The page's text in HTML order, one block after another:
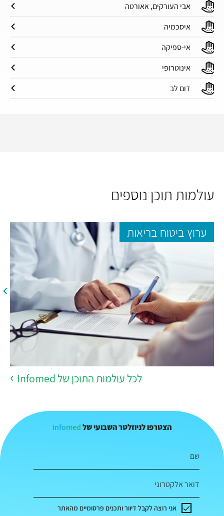
אבי העורקים, אאורטה
איסכמיה
אי-ספיקה
אינוטרופי
דום לב
עולמות תוכן נוספים
ערוץ ביטוח בריאות
לכל עולמות התוכן של Infomed
הצטרפו לניוזלטר השבועי של Infomed
שם
דואר אלקטרוני
אני רוצה לקבל דיוור ותכנים פרסומיים מהאתר